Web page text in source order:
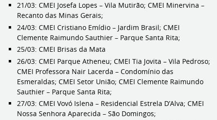
21/03: CMEI Josefa Lopes – Vila Mutirão; CMEI Minervina –
Recanto das Minas Gerais;
24/03: CMEI Cristiano Emídio – Jardim Brasil; CMEI
Clemente Raimundo Sauthier – Parque Santa Rita;
25/03: CMEI Brisas da Mata
26/03: CMEI Parque Atheneu; CMEI Tia Jovita – Vila Pedroso;
CMEI Professora Nair Lacerda – Condomínio das
Esmeraldas; CMEI Setor União; CMEI Clemente Raimundo
Sauthier – Parque Santa Rita;
27/03: CMEI Vovó Islena – Residencial Estrela D’Alva; CMEI
Nossa Senhora Aparecida – São Domingos;